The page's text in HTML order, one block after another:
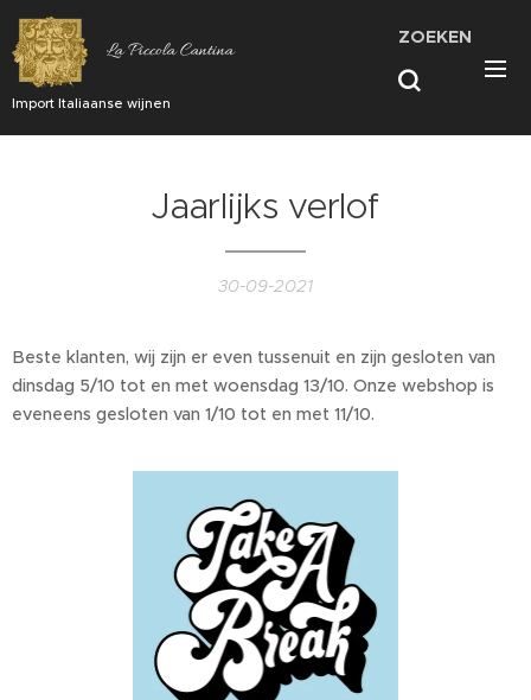
La Piccola Cantina
Import Italiaanse wijnen
ZOEKEN
Jaarlijks verlof
30-09-2021
Beste klanten, wij zijn er even tussenuit en zijn gesloten van
dinsdag 5/10 tot en met woensdag 13/10. Onze webshop is
eveneens gesloten van 1/10 tot en met 11/10.